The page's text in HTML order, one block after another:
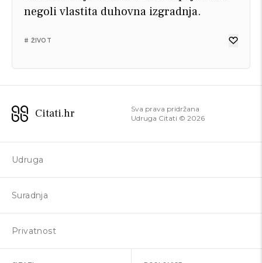
negoli vlastita duhovna izgradnja.
# ŽIVOT
Poglavaru je dužnost služiti narodu u
# VODITI
Protuslovlje je vjerovati u Boga i biti
# BOG
Citati.hr
Sva prava pridržana
Udruga Citati © 2026
Udruga
Suradnja
Privatnost